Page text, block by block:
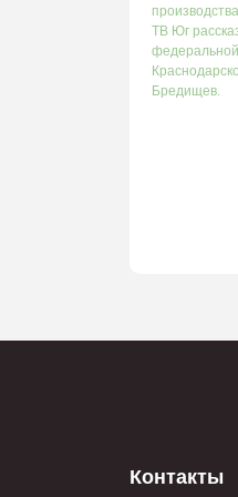
ТВ Юг
федеральной
Бредищев.
Контакты